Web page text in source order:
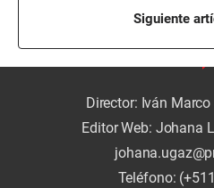
Siguiente
Director: Iván
Editor Web: Johana
Teléfono: